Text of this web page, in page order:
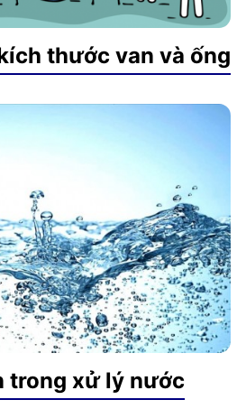
thước van và ống
trong xử lý nước